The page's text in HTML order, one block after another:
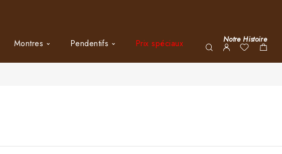
Montres Pendentifs Prix spéciaux Notre Histoire